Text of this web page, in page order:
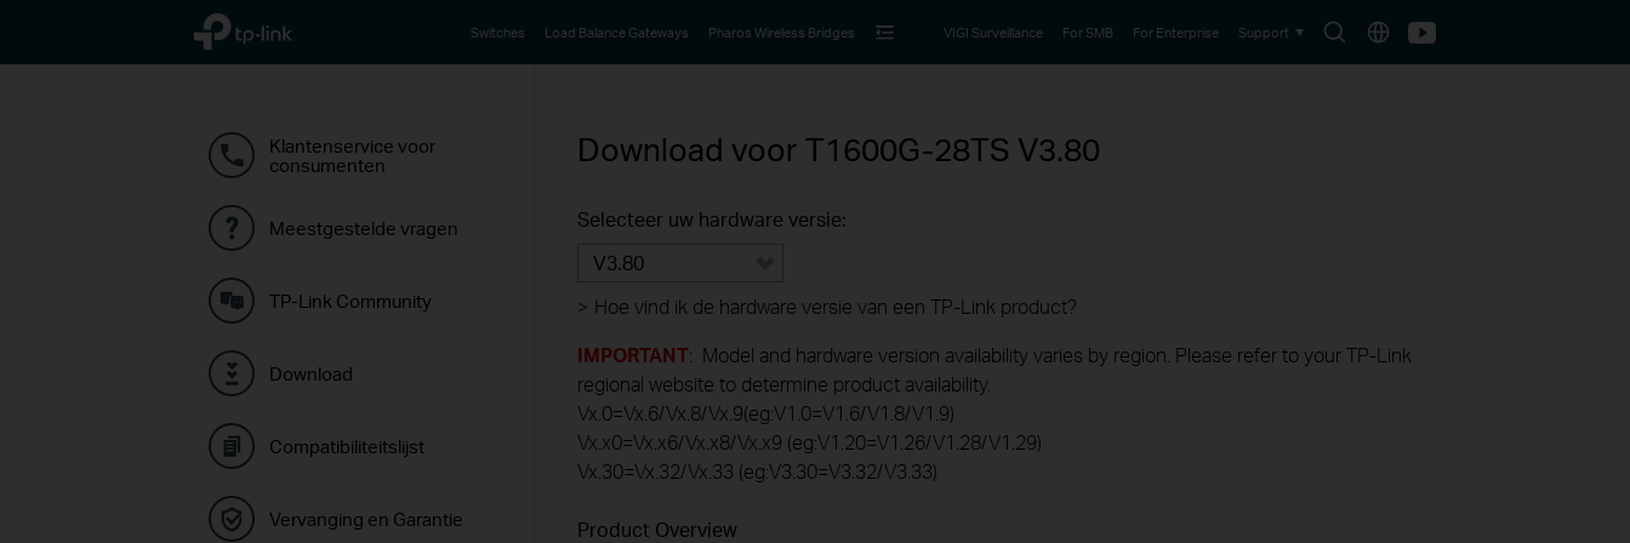
TP-Link, Reliably Smart
SearchChooseYoutube
Switches Load Balance Gateways Pharos Wireless Bridges VIGI Surveillance For SMB For Enterprise Support
Klantenservice voor
consumenten
Meestgestelde vragen
TP-Link Community
Download
Compatibiliteitslijst
Vervanging en Garantie
Download voor T1600G-28TS V3.80
Selecteer uw hardware versie:
V3.80
> Hoe vind ik de hardware versie van een TP-Link product?
IMPORTANT: Model and hardware version availability varies by region. Please refer to your TP-Link
regional website to determine product availability.
Vx.0=Vx.6/Vx.8/Vx.9(eg:V1.0=V1.6/V1.8/V1.9)
Vx.x0=Vx.x6/Vx.x8/Vx.x9 (eg:V1.20=V1.26/V1.28/V1.29)
Vx.30=Vx.32/Vx.33 (eg:V3.30=V3.32/V3.33)
Product Overview